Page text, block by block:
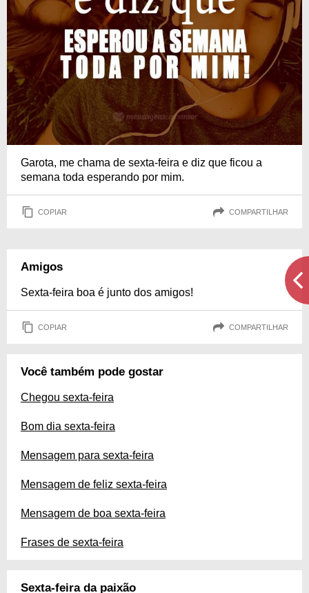
Garota, me chama de sexta-feira e diz que ficou a
semana toda esperando por mim.
COPIAR COMPARTILHAR
Amigos
Sexta-feira boa é junto dos amigos!
COPIAR COMPARTILHAR
Você também pode gostar
Chegou sexta-feira
Bom dia sexta-feira
Mensagem para sexta-feira
Mensagem de feliz sexta-feira
Mensagem de boa sexta-feira
Frases de sexta-feira
Sexta-feira da paixão